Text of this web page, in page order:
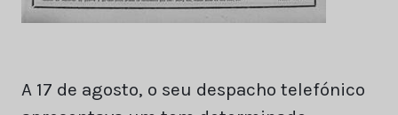
A 17 de agosto, o seu despacho telefónico